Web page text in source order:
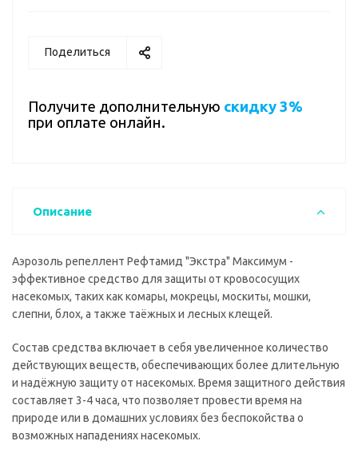
Поделиться
Получите дополнительную скидку 3%
при оплате онлайн.
Описание
Аэрозоль репеллент Рефтамид "Экстра" Максимум -
эффективное средство для защиты от кровососущих
насекомых, таких как комары, мокрецы, москиты, мошки,
слепни, блох, а также таёжных и лесных клещей.
Состав средства включает в себя увеличенное количество
действующих веществ, обеспечивающих более длительную
и надёжную защиту от насекомых. Время защитного действия
составляет 3-4 часа, что позволяет провести время на
природе или в домашних условиях без беспокойства о
возможных нападениях насекомых.